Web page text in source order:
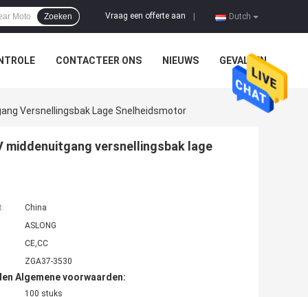
Dutch
Vraag een offerte aan
Zoeken
CONTACTEER ONS NIEUWS GEVALLEN
Versnellingsbak Lage Snelheidsmotor
middenuitgang versnellingsbak lage
China
ASLONG
CE,CC
ZGA37-3530
Algemene voorwaarden:
100 stuks